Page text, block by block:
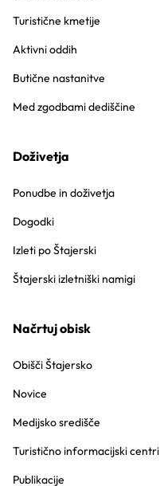
Turistične kmetije
Aktivni oddih
Butične nastanitve
Med zgodbami dediščine
Doživetja
Ponudbe in doživetja
Dogodki
Izleti po Štajerski
Štajerski izletniški namigi
Načrtuj obisk
Obišči Štajersko
Novice
Medijsko središče
Turistično informacijski centri
Publikacije